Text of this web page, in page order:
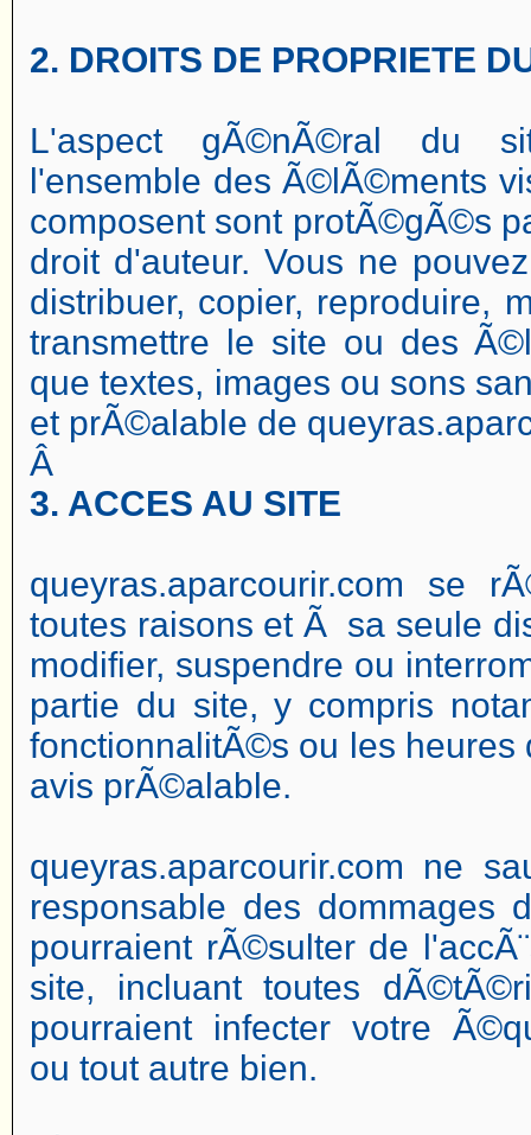
2. DROITS DE PROPRIETE
L'aspect gÃ©nÃ©ral du
l'ensemble des Ã©lÃ©ments
composent sont protÃ©gÃ©s
droit d'auteur. Vous ne
distribuer, copier, reproduire,
transmettre le site ou des
que textes, images ou sons
et prÃ©alable de
Â
3. ACCES AU SITE
queyras.aparcourir.com se
toutes raisons et Ã sa seule
modifier, suspendre ou
partie du site, y compris
fonctionnalitÃ©s ou les
avis prÃ©alable.
queyras.aparcourir.com ne
responsable des dommages
pourraient rÃ©sulter de
site, incluant toutes
pourraient infecter votre
ou tout autre bien.